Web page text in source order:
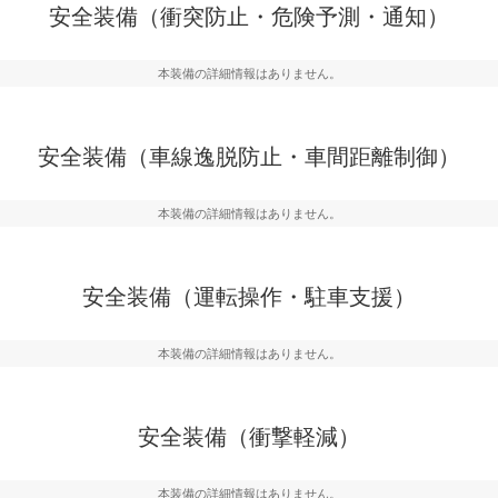
突を回避するプリクラッシュブレ
どが装備されています。
見えにくい場所に潜む
テムなどが装備されて
ためにインテリジェンスパーキン
万が一車体が衝撃を受
安全装備（衝突防止・危険予測・通知）
本装備の詳細情報はありません。
安全装備（車線逸脱防止・車間距離制御）
本装備の詳細情報はありません。
安全装備（運転操作・駐車支援）
本装備の詳細情報はありません。
安全装備（衝撃軽減）
本装備の詳細情報はありません。